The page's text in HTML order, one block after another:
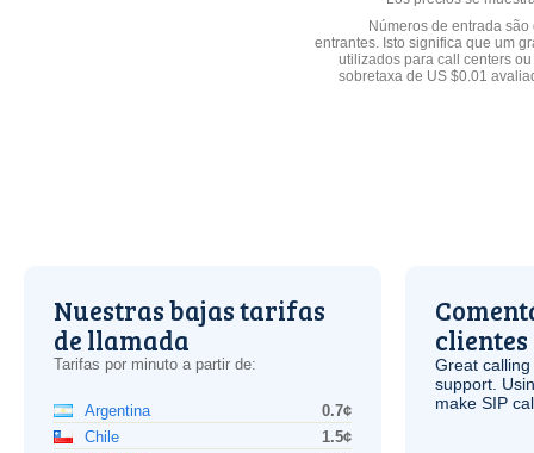
Números de entrada
entrantes. Isto significa que um
utilizados para call centers
sobretaxa de US $0.01
Nuestras bajas tarifas
de llamada
Tarifas por minuto a partir de:
Argentina
0.7¢
Chile
1.5¢
clientes
Great
support.
make SIP